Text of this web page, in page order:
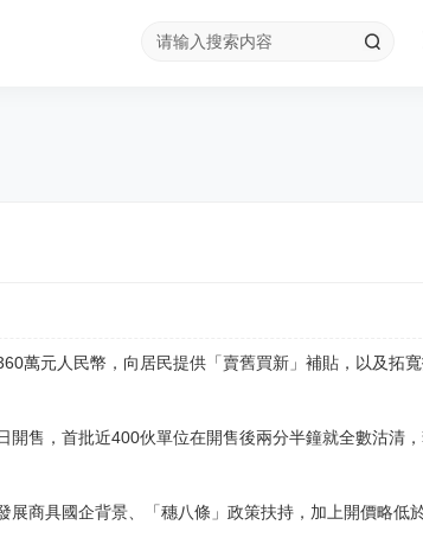
萬元人民幣，向居民提供「賣舊買新」補貼，以及拓
售，首批近400伙單位在開售後兩分半鐘就全數沽清
商具國企背景、「穗八條」政策扶持，加上開價略低